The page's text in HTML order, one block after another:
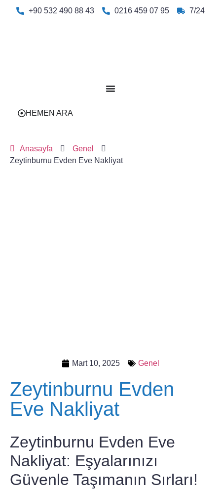
+90 532 490 88 43 0216 459 07 95 7/24
HEMEN ARA
Anasayfa
Genel
Zeytinburnu Evden Eve Nakliyat
Mart 10, 2025 Genel
Zeytinburnu Evden
Eve Nakliyat
Zeytinburnu Evden Eve
Nakliyat: Eşyalarınızı
Güvenle Taşımanın Sırları!